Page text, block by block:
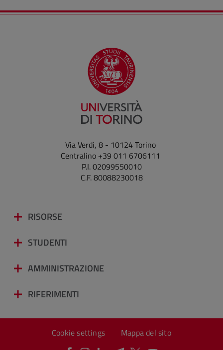
Via Verdi, 8 - 10124 Torino
Centralino +39 011 6706111
P.I. 02099550010
C.F. 80088230018
RISORSE
STUDENTI
AMMINISTRAZIONE
RIFERIMENTI
Cookie settings Mappa del sito